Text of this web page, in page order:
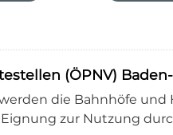
(ÖPNV)
die Bahnhöfe und
zur Nutzung